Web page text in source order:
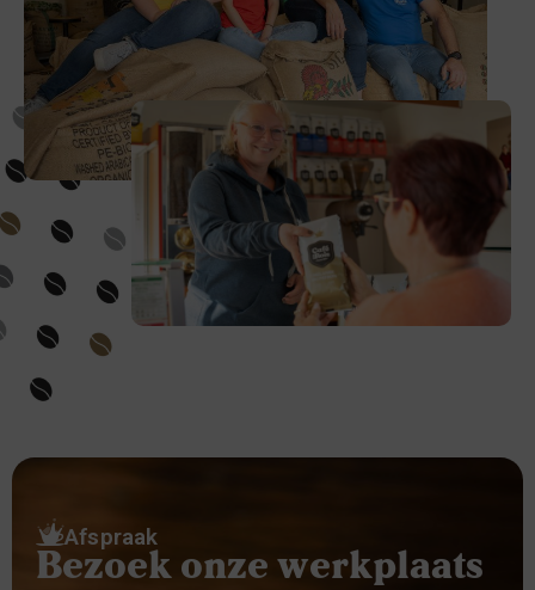
Afspraak
Bezoek onze werkplaats